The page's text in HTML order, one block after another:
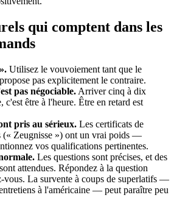
qui comptent dans les
Utilisez le vouvoiement tant que le
pas explicitement le contraire.
pas négociable. Arriver cinq à dix
c'est être à l'heure. Être en retard est
pris au sérieux. Les certificats de
(« Zeugnisse ») ont un vrai poids —
vos qualifications pertinentes.
Les questions sont précises, et des
attendues. Répondez à la question
vous. La survente à coups de superlatifs —
à l'américaine — peut paraître peu